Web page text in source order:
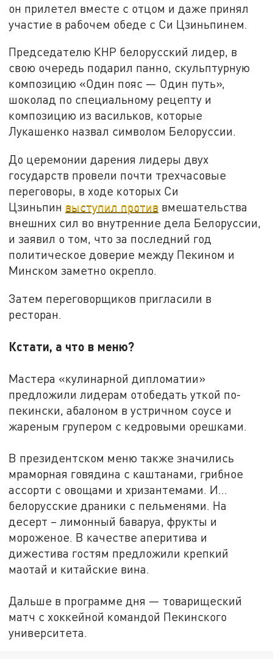
он прилетел вместе с отцом и даже принял
участие в рабочем обеде с Си Цзиньпинем.
Председателю КНР белорусский лидер, в
свою очередь подарил панно, скульптурную
композицию «Один пояс — Один путь»,
шоколад по специальному рецепту и
композицию из васильков, которые
Лукашенко назвал символом Белоруссии.
До церемонии дарения лидеры двух
государств провели почти трехчасовые
переговоры, в ходе которых Си
Цзиньпин выступил против вмешательства
внешних сил во внутренние дела Белоруссии,
и заявил о том, что за последний год
политическое доверие между Пекином и
Минском заметно окрепло.
Затем переговорщиков пригласили в
ресторан.
Кстати, а что в меню?
Мастера «кулинарной дипломатии»
предложили лидерам отобедать уткой по-
пекински, абалоном в устричном соусе и
жареным групером с кедровыми орешками.
В президентском меню также значились
мраморная говядина с каштанами, грибное
ассорти с овощами и хризантемами. И…
белорусские драники с пельменями. На
десерт – лимонный баваруа, фрукты и
мороженое. В качестве аперитива и
дижестива гостям предложили крепкий
маотай и китайские вина.
Дальше в программе дня — товарищеский
матч с хоккейной командой Пекинского
университета.